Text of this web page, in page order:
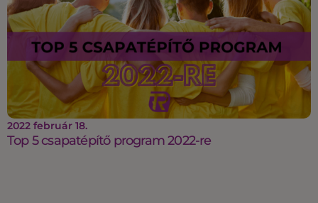
2022 február 18.
Top 5 csapatépítő program 2022-re